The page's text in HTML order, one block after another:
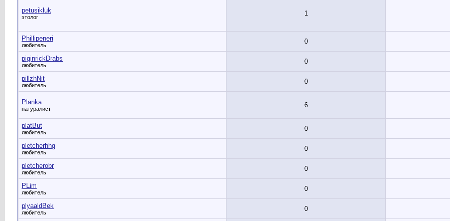
petusikluk
этолог 1
Phillipeneri
любитель 0
piginrickDrabs
любитель 0
pillzhNit
любитель 0
Planka
натуралист 6
platBut
любитель 0
pletcherhhg
любитель 0
pletcherobr
любитель 0
PLim
любитель 0
plyaaldBek
любитель 0